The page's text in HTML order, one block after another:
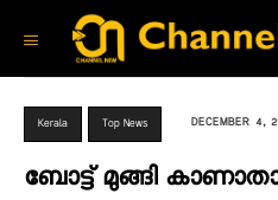
Kerala Top News DECEMBER 4,
ബോട്ട് മുങ്ങി